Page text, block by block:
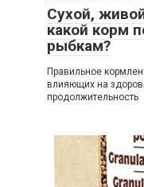
Сухой,
какой корм
рыбкам?
Правильное
влияющих на
продолжительность